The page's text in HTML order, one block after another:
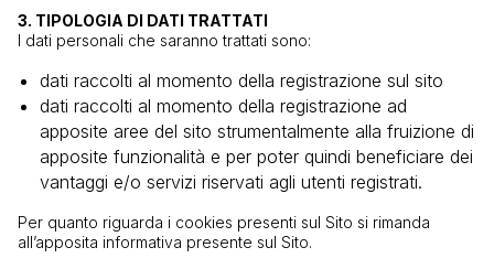
3. TIPOLOGIA DI DATI TRATTATI
I dati personali che saranno trattati sono:
dati raccolti al momento della registrazione sul sito
dati raccolti al momento della registrazione ad
apposite aree del sito strumentalmente alla fruizione di
apposite funzionalità e per poter quindi beneficiare dei
vantaggi e/o servizi riservati agli utenti registrati.
Per quanto riguarda i cookies presenti sul Sito si rimanda
all’apposita informativa presente sul Sito.